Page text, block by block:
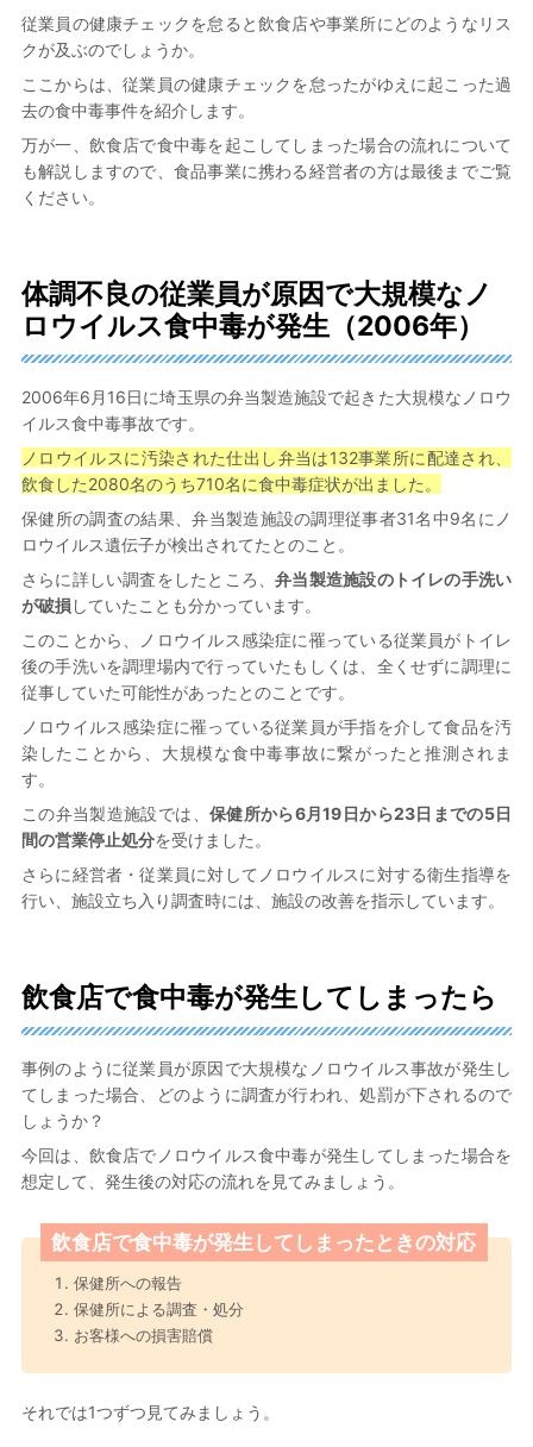
従業員の健康チェックを怠ると飲食店や事業所にどのようなリス
クが及ぶのでしょうか。
ここからは、従業員の健康チェックを怠ったがゆえに起こった過
去の食中毒事件を紹介します。
万が一、飲食店で食中毒を起こしてしまった場合の流れについて
も解説しますので、食品事業に携わる経営者の方は最後までご覧
ください。
体調不良の従業員が原因で大規模なノ
ロウイルス食中毒が発生（2006年）
2006年6月16日に埼玉県の弁当製造施設で起きた大規模なノロウ
イルス食中毒事故です。
ノロウイルスに汚染された仕出し弁当は132事業所に配達され、
飲食した2080名のうち710名に食中毒症状が出ました。
保健所の調査の結果、弁当製造施設の調理従事者31名中9名にノ
ロウイルス遺伝子が検出されてたとのこと。
さらに詳しい調査をしたところ、弁当製造施設のトイレの手洗い
が破損していたことも分かっています。
このことから、ノロウイルス感染症に罹っている従業員がトイレ
後の手洗いを調理場内で行っていたもしくは、全くせずに調理に
従事していた可能性があったとのことです。
ノロウイルス感染症に罹っている従業員が手指を介して食品を汚
染したことから、大規模な食中毒事故に繋がったと推測されま
す。
この弁当製造施設では、 保健所から6月19日から23日までの5日
間の営業停止処分を受けました。
さらに経営者・従業員に対してノロウイルスに対する衛生指導を
行い、施設立ち入り調査時には、施設の改善を指示しています。
飲食店で食中毒が発生してしまったら
事例のように従業員が原因で大規模なノロウイルス事故が発生し
てしまった場合、どのように調査が行われ、処罰が下されるので
しょうか？
今回は、飲食店でノロウイルス食中毒が発生してしまった場合を
想定して、発生後の対応の流れを見てみましょう。
飲食店で食中毒が発生してしまったときの対応
保健所への報告
保健所による調査・処分
お客様への損害賠償
それでは1つずつ見てみましょう。